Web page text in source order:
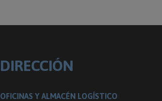
DIRECCIÓN
OFICINAS Y ALMACÉN LOGÍSTICO